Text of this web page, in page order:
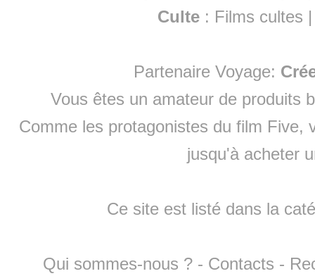
Culte : Films cultes
Partenaire Voyage:
Vous êtes un amateur de produits
Comme les protagonistes du film Five,
jusqu'à acheter
Ce site est listé dans la
Qui sommes-nous ? - Contacts -